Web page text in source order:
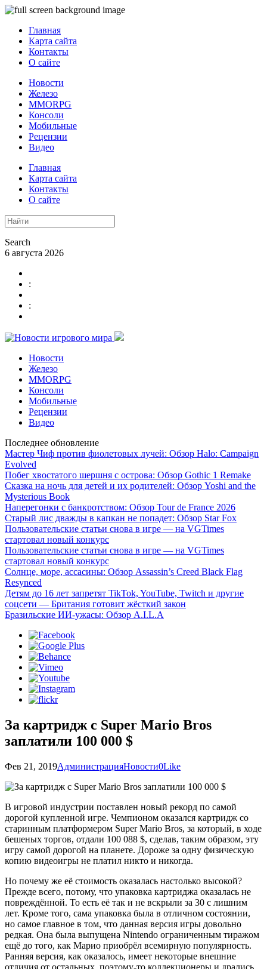
Главная
Карта сайта
Контакты
О сайте
Новости
Железо
MMORPG
Консоли
Мобильные
Рецензии
Видео
Главная
Карта сайта
Контакты
О сайте
Search
6 августа 2026
:
:
Новости
Железо
MMORPG
Консоли
Мобильные
Рецензии
Видео
Последнее обновление
Мастер Чиф против фиолетовых лучей: Обзор Halo: Campaign
Evolved
Побег хвостатого шершня с острова: Обзор Gothic 1 Remake
Сказка на ночь для детей и их родителей: Обзор Yoshi and the
Mysterious Book
Наперегонки с банкротством: Обзор Tour de France 2026
Старый лис дважды в капкан не попадет: Обзор Star Fox
Пользовательские статьи снова в игре — на VGTimes
стартовал новый конкурс
Пользовательские статьи снова в игре — на VGTimes
стартовал новый конкурс
Солнце, море, ассасины: Обзор Assassin’s Creed Black Flag
Resynced
Детям до 16 лет запретят TikTok, YouTube, Twitch и другие
соцсети — Британия готовит жёсткий закон
Бразильские ИИ-ужасы: Обзор A.I.L.A
За картридж с Super Mario Bros
заплатили 100 000 $
Фев 21, 2019АдминистрацияНовости0Like
В игровой индустрии поставлен новый рекорд по самой
дорогой купленной игре. Чемпионом оказался картридж со
старинным платформером Super Mario Bros, за который, в ходе
бешеных торгов, отдали 100 088 $, сделав, таким образом, эту
игру самой дорогой на планете. Дороже за одну физическую
копию видеоигры не платил никто и никогда.
Но почему же её стоимость оказалась настолько высокой?
Прежде всего, потому, что упаковка картриджа оказалась не
повреждённой. То есть её так и не вскрыли за 30 с лишним
лет. Кроме того, сама упаковка была в отличном состоянии,
но самое главное в том, что данная версия игры довольно
редкая. Она была выпущена Nintendo ограниченным тиражом
ещё до того, как Марио приобрёл всемирную популярность.
Ранняя версия, как оказалось, имеет некоторые внешние
отличия от остальных, поэтому-то коллекционеры и дрались